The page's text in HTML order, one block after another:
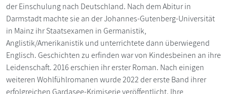
der Einschulung nach Deutschland. Nach dem Abitur in
Darmstadt machte sie an der Johannes-Gutenberg-Universität
in Mainz ihr Staatsexamen in Germanistik,
Anglistik/Amerikanistik und unterrichtete dann überwiegend
Englisch. Geschichten zu erfinden war von Kindesbeinen an ihre
Leidenschaft. 2016 erschien ihr erster Roman. Nach einigen
weiteren Wohlfühlromanen wurde 2022 der erste Band ihrer
erfolgreichen Gardasee-Krimiserie veröffentlicht. Ihre